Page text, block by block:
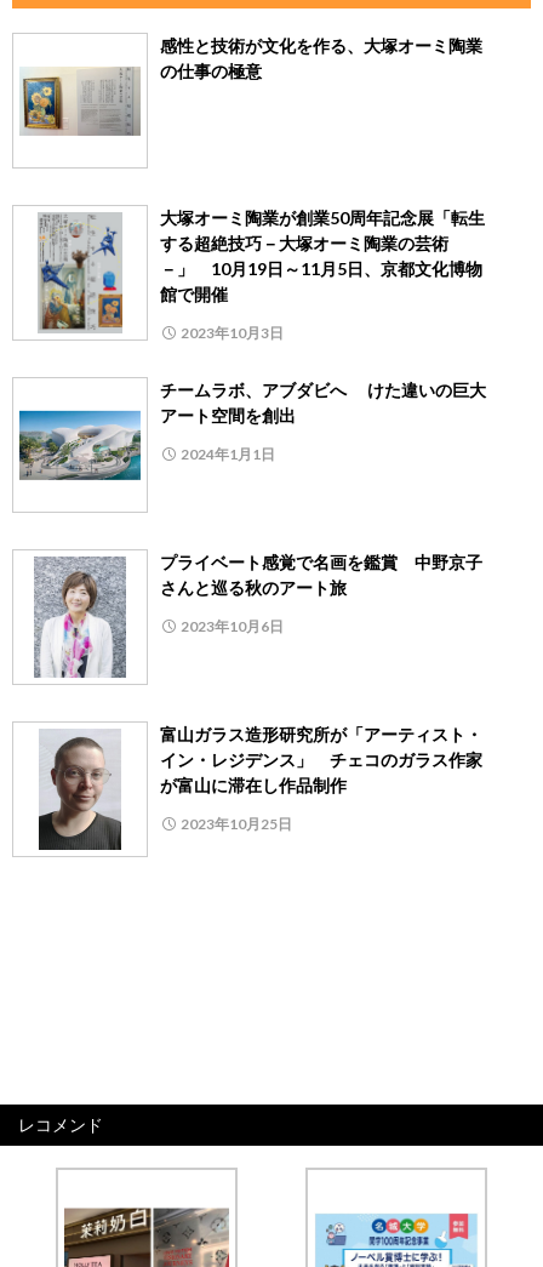
感性と技術が文化を作る、大塚オーミ陶業
の仕事の極意
大塚オーミ陶業が創業50周年記念展「転生
する超絶技巧－大塚オーミ陶業の芸術
－」 10月19日～11月5日、京都文化博物
館で開催
2023年10月3日
チームラボ、アブダビへ けた違いの巨大
アート空間を創出
2024年1月1日
プライベート感覚で名画を鑑賞 中野京子
さんと巡る秋のアート旅
2023年10月6日
富山ガラス造形研究所が「アーティスト・
イン・レジデンス」 チェコのガラス作家
が富山に滞在し作品制作
2023年10月25日
レコメンド